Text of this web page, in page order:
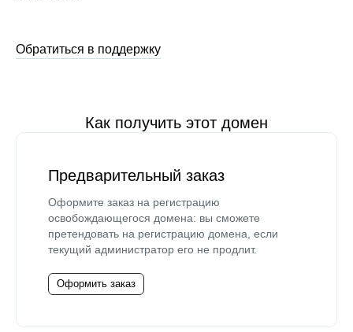
Обратиться в поддержку
Как получить этот домен
Предварительный заказ
Оформите заказ на регистрацию
освобождающегося домена: вы сможете
претендовать на регистрацию домена, если
текущий администратор его не продлит.
Оформить заказ